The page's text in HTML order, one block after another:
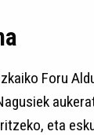
Foru
eta